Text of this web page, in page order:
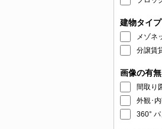
建物タイプ
メゾネ
分譲賃
画像の有無
間取り
外観･
360°